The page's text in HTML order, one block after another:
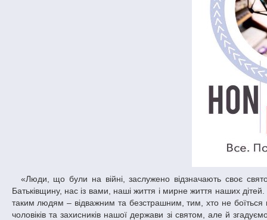
«Люди, що були на війні, заслужено відзначають своє свято – День Захисника України. І це не порожні слова, вони дійсно захищали
Батьківщину, нас із вами, наші життя і мирне життя наших
таким людям – відважним та безстрашним, тим, хто не боїться
чоловіків та захисників нашої держави зі святом, але й